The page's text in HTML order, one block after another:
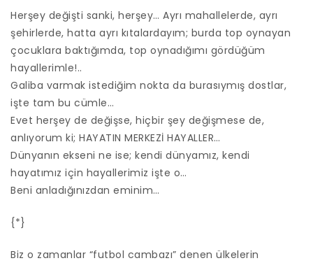
Herşey değişti sanki, herşey… Ayrı mahallelerde, ayrı
şehirlerde, hatta ayrı kıtalardayım; burda top oynayan
çocuklara baktığımda, top oynadığımı gördüğüm
hayallerimle!..
Galiba varmak istediğim nokta da burasıymış dostlar,
işte tam bu cümle…
Evet herşey de değişse, hiçbir şey değişmese de,
anlıyorum ki; HAYATIN MERKEZİ HAYALLER…
Dünyanın ekseni ne ise; kendi dünyamız, kendi
hayatımız için hayallerimiz işte o…
Beni anladığınızdan eminim…
{*}
Biz o zamanlar “futbol cambazı” denen ülkelerin